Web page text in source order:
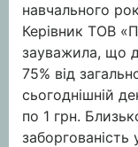
навчального
Керівник ТОВ
зауважила, що
75% від
сьогоднішній
по 1 грн.